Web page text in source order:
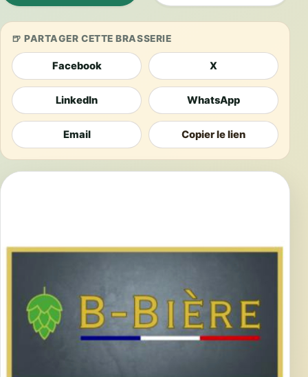
PARTAGER CETTE BRASSERIE
Facebook X
LinkedIn WhatsApp
Email Copier le lien